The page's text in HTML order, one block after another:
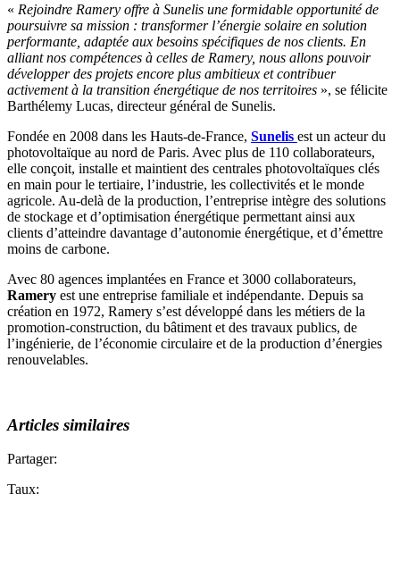
« Rejoindre Ramery offre à Sunelis une formidable opportunité de
poursuivre sa mission : transformer l’énergie solaire en solution
performante, adaptée aux besoins spécifiques de nos clients. En
alliant nos compétences à celles de Ramery, nous allons pouvoir
développer des projets encore plus ambitieux et contribuer
activement à la transition énergétique de nos territoires », se félicite
Barthélemy Lucas, directeur général de Sunelis.
Fondée en 2008 dans les Hauts-de-France, Sunelis est un acteur du
photovoltaïque au nord de Paris. Avec plus de 110 collaborateurs,
elle conçoit, installe et maintient des centrales photovoltaïques clés
en main pour le tertiaire, l’industrie, les collectivités et le monde
agricole. Au-delà de la production, l’entreprise intègre des solutions
de stockage et d’optimisation énergétique permettant ainsi aux
clients d’atteindre davantage d’autonomie énergétique, et d’émettre
moins de carbone.
Avec 80 agences implantées en France et 3000 collaborateurs,
Ramery est une entreprise familiale et indépendante. Depuis sa
création en 1972, Ramery s’est développé dans les métiers de la
promotion-construction, du bâtiment et des travaux publics, de
l’ingénierie, de l’économie circulaire et de la production d’énergies
renouvelables.
Articles similaires
Partager:
Taux: